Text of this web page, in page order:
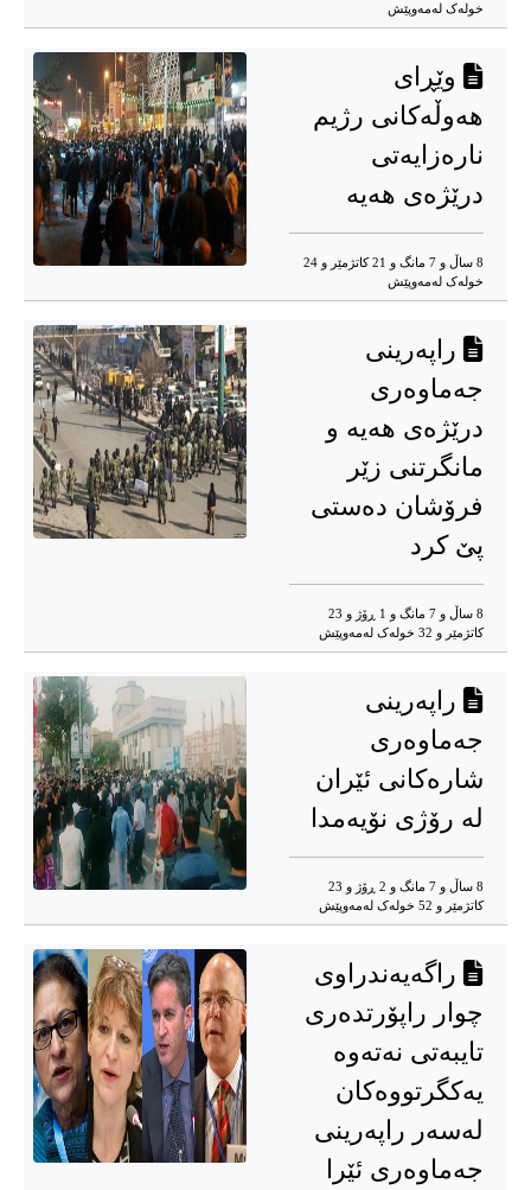
خوله‌ک له‌مه‌وپێش‌
وێڕای
هەوڵەکانی رژیم
نارەزایەتی
درێژەی هەیە
8 ساڵ و 7 مانگ و 21 کاتژمێر و 24
خوله‌ک له‌مه‌وپێش‌
راپەرینی
جەماوەری
درێژەی هەیە و
مانگرتنی زێر
فرۆشان دەستی
پێ کرد
8 ساڵ و 7 مانگ و 1 ڕۆژ و 23
کاتژمێر و 32 خوله‌ک له‌مه‌وپێش‌
راپەرینی
جەماوەری
شارەکانی ئێران
لە رۆژی نۆیەمدا
8 ساڵ و 7 مانگ و 2 ڕۆژ و 23
کاتژمێر و 52 خوله‌ک له‌مه‌وپێش‌
راگەیەندراوی
چوار راپۆرتدەری
تایبەتی نەتەوە
یەکگرتووەکان
لەسەر راپەرینی
جەماوەری ئێرا